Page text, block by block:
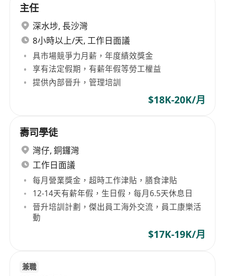
主任
深水埗, 長沙灣
8小時以上/天, 工作日面議
具市場競爭力月薪，年度績效獎金
享有法定假期，有薪年假等勞工權益
提供內部晉升，管理培訓
$18K-20K/月
壽司學徒
灣仔, 銅鑼灣
工作日面議
每月營業獎金，超時工作津貼，膳食津貼
12-14天有薪年假，生日假，每月6.5天休息日
晉升培訓計劃，傑出員工海外交流，員工康樂活
動
$17K-19K/月
兼職